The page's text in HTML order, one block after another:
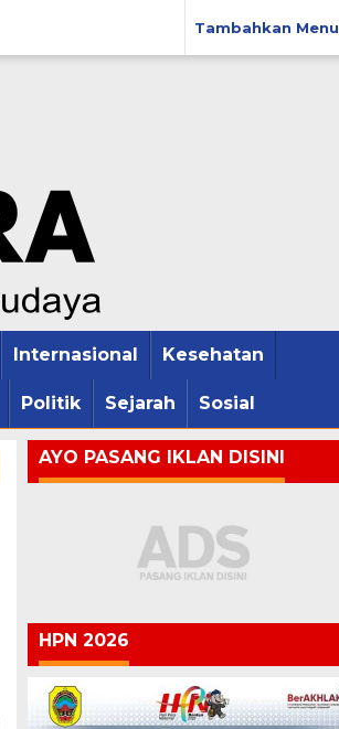
Tambahkan Menu
Internasional Kesehatan
Politik Sejarah Sosial
AYO PASANG IKLAN DISINI
HPN 2026